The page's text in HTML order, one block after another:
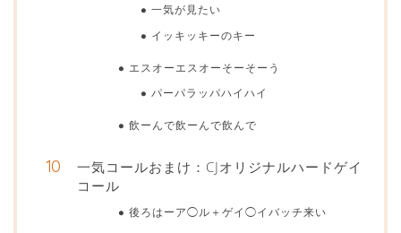
一気が見たい
イッキッキーのキー
エスオーエスオーそーそーう
パーパラッパハイハイ
飲ーんで飲ーんで飲んで
一気コールおまけ：CJオリジナルハードゲイ
コール
後ろはーア◯ル＋ゲイ◯イバッチ来い